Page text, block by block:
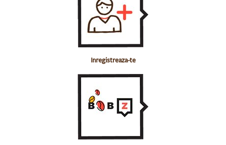
Inregistreaza-te